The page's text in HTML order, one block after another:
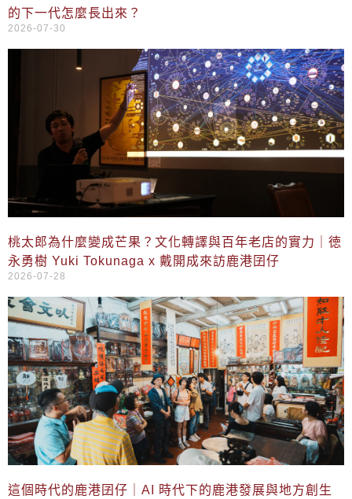
的下一代怎麼長出來？
2026-07-30
桃太郎為什麼變成芒果？文化轉譯與百年老店的實力｜徳
永勇樹 Yuki Tokunaga x 戴開成來訪鹿港囝仔
2026-07-28
這個時代的鹿港囝仔｜AI 時代下的鹿港發展與地方創生